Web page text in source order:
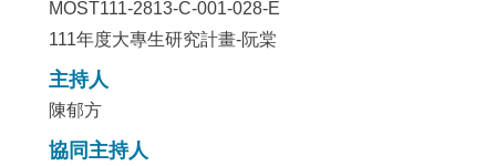
MOST111-2813-C-001-028-E
111年度大專生研究計畫-阮棠
主持人
陳郁方
協同主持人